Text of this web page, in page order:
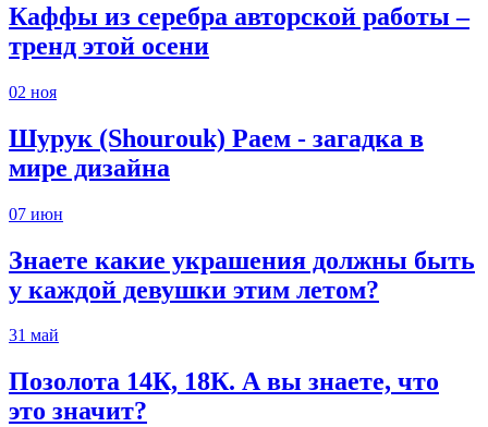
Каффы из серебра авторской работы –
тренд этой осени
02 ноя
Шурук (Shourouk) Раем - загадка в
мире дизайна
07 июн
Знаете какие украшения должны быть
у каждой девушки этим летом?
31 май
Позолота 14К, 18К. А вы знаете, что
это значит?